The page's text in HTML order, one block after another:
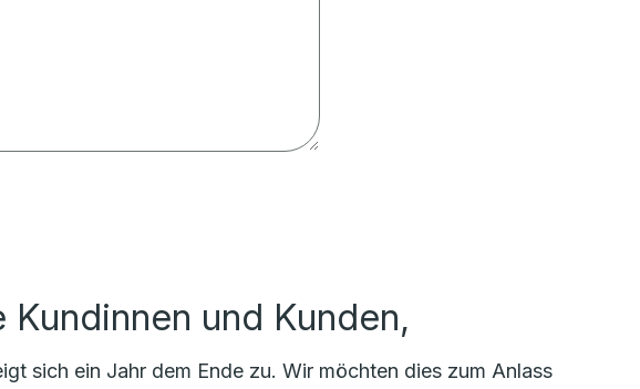
Kundinnen und Kunden,
sich ein Jahr dem Ende zu. Wir möchten dies zum Anlass